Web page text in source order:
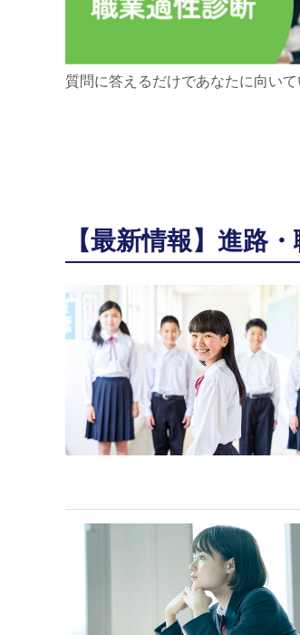
質問に答えるだけであなたに向い
【最新情報】進路